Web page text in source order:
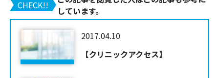
CHECK!!
しています。
2017.04.10
【クリニックアクセス】